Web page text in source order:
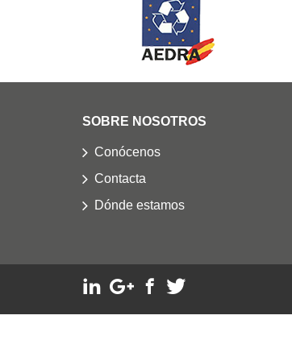
SOBRE NOSOTROS
Conócenos
Contacta
Dónde estamos